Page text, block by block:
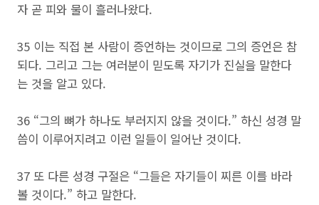
자 곧 피와 물이 흘러나왔다.
35 이는 직접 본 사람이 증언하는 것이므로 그의 증언은 참
되다. 그리고 그는 여러분이 믿도록 자기가 진실을 말한다
는 것을 알고 있다.
36 “그의 뼈가 하나도 부러지지 않을 것이다.” 하신 성경 말
씀이 이루어지려고 이런 일들이 일어난 것이다.
37 또 다른 성경 구절은 “그들은 자기들이 찌른 이를 바라
볼 것이다.” 하고 말한다.